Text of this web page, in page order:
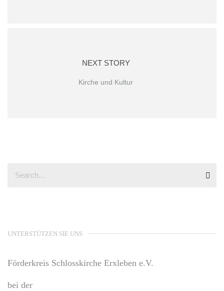
NEXT STORY
Kirche und Kultur
UNTERSTÜTZEN SIE UNS
Förderkreis Schlosskirche Erxleben e.V.
bei der